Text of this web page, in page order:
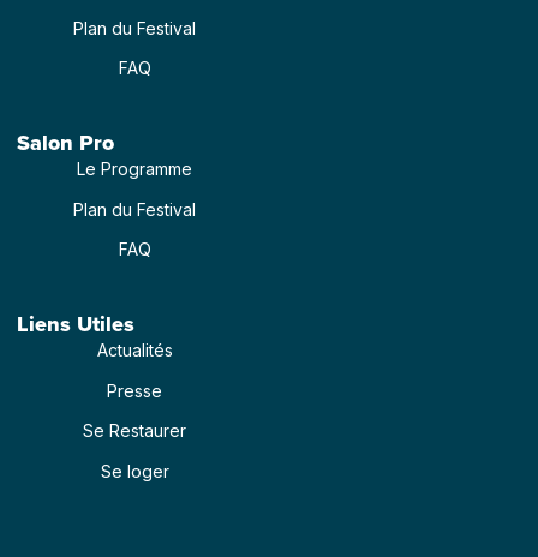
Plan du Festival
FAQ
Salon Pro
Le Programme
Plan du Festival
FAQ
Liens Utiles
Actualités
Presse
Se Restaurer
Se loger